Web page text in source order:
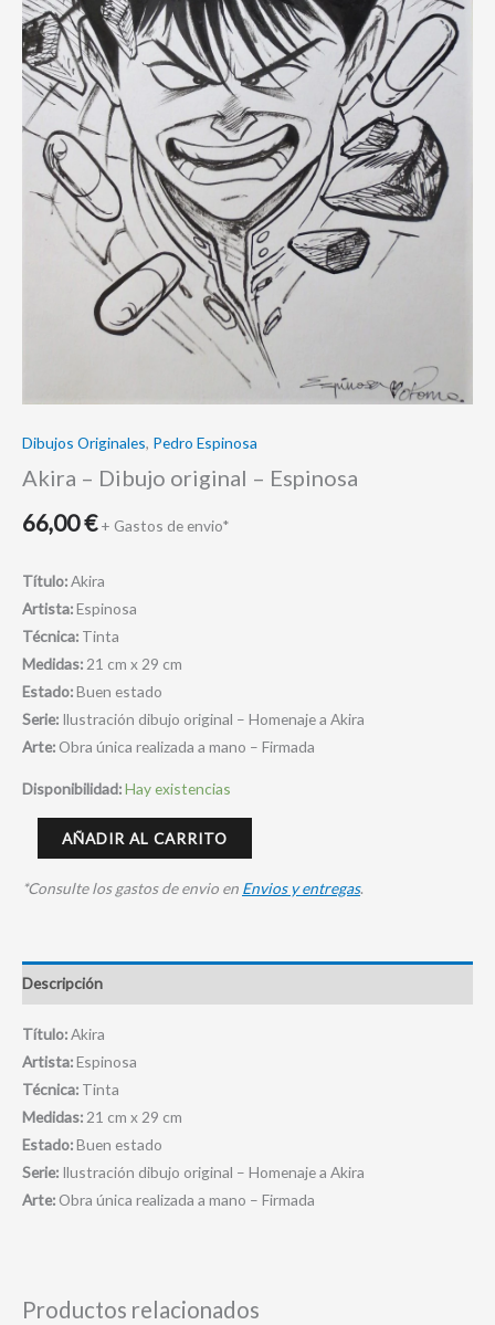
Dibujos Originales, Pedro Espinosa
Akira – Dibujo original – Espinosa
66,00€ + Gastos de envio*
Título:Akira
Artista:Espinosa
Técnica: Tinta
Medidas: 21 cm x 29 cm
Estado:Buen estado
Serie: Ilustración dibujo original – Homenaje a Akira
Arte: Obra única realizada a mano – Firmada
Disponibilidad:Hay existencias
AÑADIR AL CARRITO
*Consulte los gastos de envio en Envios y entregas.
Descripción
Título:Akira
Artista:Espinosa
Técnica: Tinta
Medidas: 21 cm x 29 cm
Estado:Buen estado
Serie: Ilustración dibujo original – Homenaje a Akira
Arte: Obra única realizada a mano – Firmada
Productos relacionados